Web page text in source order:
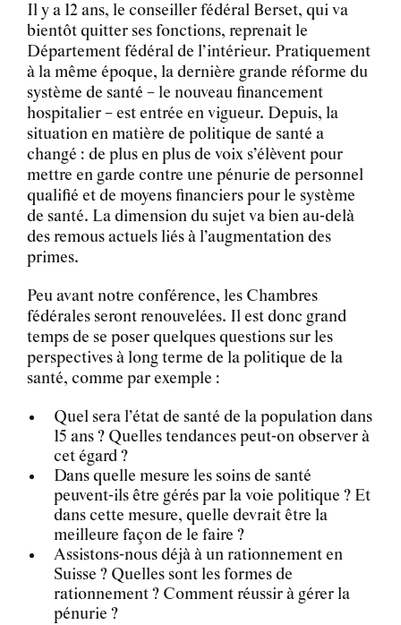
Il y a 12 ans, le conseiller fédéral Berset, qui va
bientôt quitter ses fonctions, reprenait le
Département fédéral de l’intérieur. Pratiquement
à la même époque, la dernière grande réforme du
système de santé – le nouveau financement
hospitalier – est entrée en vigueur. Depuis, la
situation en matière de politique de santé a
changé : de plus en plus de voix s’élèvent pour
mettre en garde contre une pénurie de personnel
qualifié et de moyens financiers pour le système
de santé. La dimension du sujet va bien au-delà
des remous actuels liés à l’augmentation des
primes.
Peu avant notre conférence, les Chambres
fédérales seront renouvelées. Il est donc grand
temps de se poser quelques questions sur les
perspectives à long terme de la politique de la
santé, comme par exemple :
Quel sera l’état de santé de la population dans
15 ans ? Quelles tendances peut-on observer à
cet égard ?
Dans quelle mesure les soins de santé
peuvent-ils être gérés par la voie politique ? Et
dans cette mesure, quelle devrait être la
meilleure façon de le faire ?
Assistons-nous déjà à un rationnement en
Suisse ? Quelles sont les formes de
rationnement ? Comment réussir à gérer la
pénurie ?